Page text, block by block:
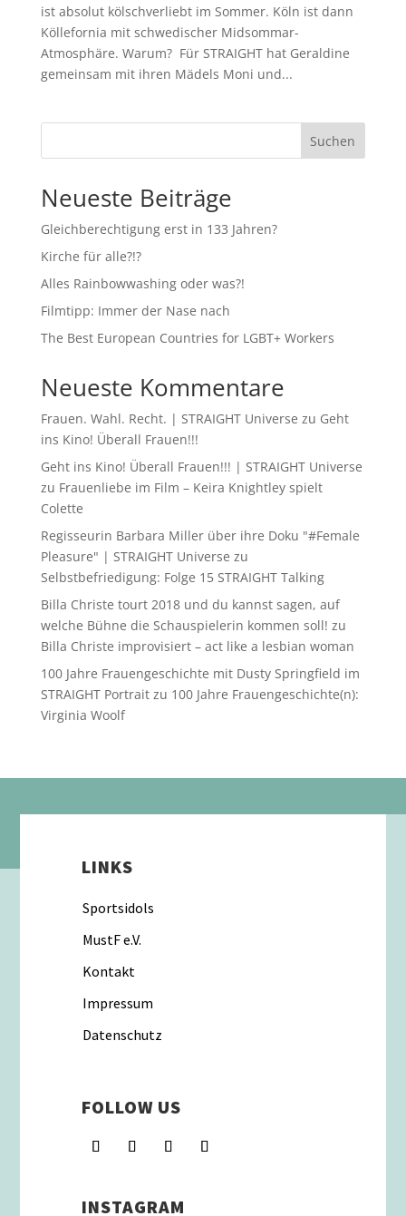
ist absolut kölschverliebt im Sommer. Köln ist dann
Köllefornia mit schwedischer Midsommar-
Atmosphäre. Warum? Für STRAIGHT hat Geraldine
gemeinsam mit ihren Mädels Moni und...
Suchen
Neueste Beiträge
Gleichberechtigung erst in 133 Jahren?
Kirche für alle?!?
Alles Rainbowwashing oder was?!
Filmtipp: Immer der Nase nach
The Best European Countries for LGBT+ Workers
Neueste Kommentare
Frauen. Wahl. Recht. | STRAIGHT Universe zu Geht
ins Kino! Überall Frauen!!!
Geht ins Kino! Überall Frauen!!! | STRAIGHT Universe
zu Frauenliebe im Film – Keira Knightley spielt
Colette
Regisseurin Barbara Miller über ihre Doku "#Female
Pleasure" | STRAIGHT Universe zu
Selbstbefriedigung: Folge 15 STRAIGHT Talking
Billa Christe tourt 2018 und du kannst sagen, auf
welche Bühne die Schauspielerin kommen soll! zu
Billa Christe improvisiert – act like a lesbian woman
100 Jahre Frauengeschichte mit Dusty Springfield im
STRAIGHT Portraitzu 100 Jahre Frauengeschichte(n):
Virginia Woolf
LINKS
Sportsidols
MustF e.V.
Kontakt
Impressum
Datenschutz
FOLLOW US
INSTAGRAM